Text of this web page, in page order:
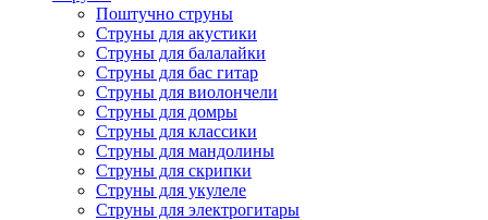
Поштучно струны
Струны для акустики
Струны для балалайки
Струны для бас гитар
Струны для виолончели
Струны для домры
Струны для классики
Струны для мандолины
Струны для скрипки
Струны для укулеле
Струны для электрогитары